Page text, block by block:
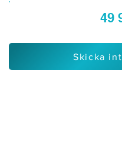
49
Skicka